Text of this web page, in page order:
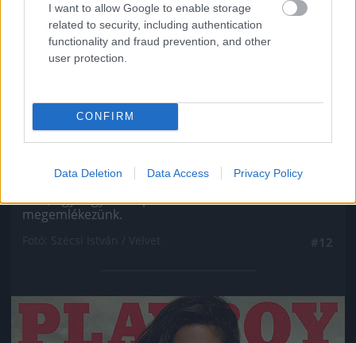
I want to allow Google to enable storage
related to security, including authentication
functionality and fraud prevention, and other
user protection.
CONFIRM
Data Deletion Data Access Privacy Policy
Ahogy minden ex Való Világ-szereplőről, úgy VV
Gigiről se hallott még soha senki, még véletlenül
sem, úgyhogy most pár szóban róla is
megemlékezünk.
Jön még kép!